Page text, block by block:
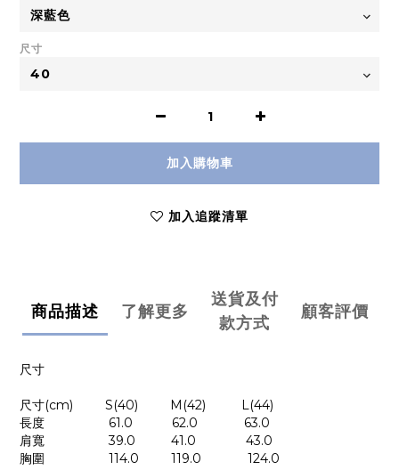
尺寸
加入購物車
加入追蹤清單
商品描述 了解更多
送貨及付
款方式
顧客評價
尺寸
尺寸(cm) S(40) M(42) L(44)
長度 61.0 62.0 63.0
肩寬 39.0 41.0 43.0
胸圍 114.0 119.0 124.0